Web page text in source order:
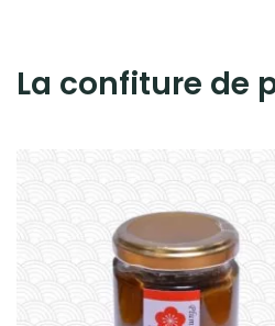
La confiture de